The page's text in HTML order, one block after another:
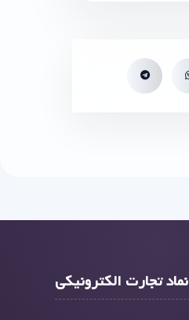
نماد تجارت الکترونیکی